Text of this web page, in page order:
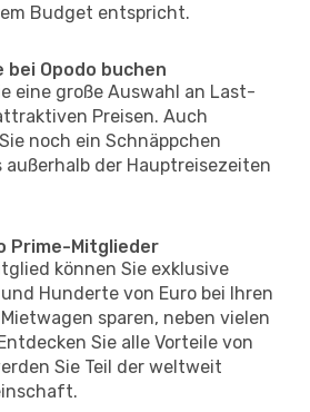
Budget entspricht.
Opodo buchen
eine große Auswahl an Last-
Preisen. Auch
noch ein Schnäppchen
außerhalb der Hauptreisezeiten
Prime-Mitglieder
können Sie exklusive
Hunderte von Euro bei Ihren
sparen, neben vielen
Sie alle Vorteile von
Sie Teil der weltweit